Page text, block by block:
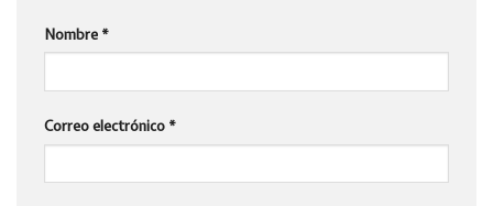
Nombre *
Correo electrónico *